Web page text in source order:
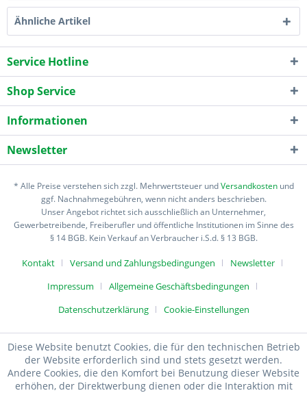
Ähnliche Artikel
Service Hotline
Shop Service
Informationen
Newsletter
* Alle Preise verstehen sich zzgl. Mehrwertsteuer undVersandkostenund
ggf. Nachnahmegebühren, wenn nicht anders beschrieben.
Unser Angebot richtet sich ausschließlich an Unternehmer,
Gewerbetreibende, Freiberufler und öffentliche Institutionen im Sinne des
§ 14 BGB. Kein Verkauf an Verbraucher i.S.d. § 13 BGB.
Kontakt Versand und Zahlungsbedingungen
Newsletter
Impressum
Allgemeine Geschäftsbedingungen
Datenschutzerklärung
Cookie-Einstellungen
Diese Website benutzt Cookies, die für den technischen Betrieb
der Website erforderlich sind und stets gesetzt werden.
Andere Cookies, die den Komfort bei Benutzung dieser Website
erhöhen, der Direktwerbung dienen oder die Interaktion mit